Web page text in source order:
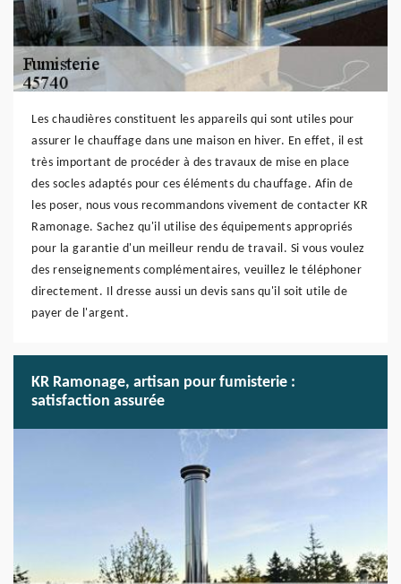
Les chaudières constituent les appareils qui sont utiles pour
assurer le chauffage dans une maison en hiver. En effet, il est
très important de procéder à des travaux de mise en place
des socles adaptés pour ces éléments du chauffage. Afin de
les poser, nous vous recommandons vivement de contacter KR
Ramonage. Sachez qu'il utilise des équipements appropriés
pour la garantie d'un meilleur rendu de travail. Si vous voulez
des renseignements complémentaires, veuillez le téléphoner
directement. Il dresse aussi un devis sans qu'il soit utile de
payer de l'argent.
KR Ramonage, artisan pour fumisterie :
satisfaction assurée